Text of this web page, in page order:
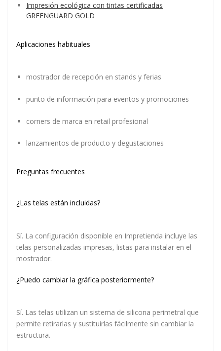
Impresión ecológica con tintas certificadas
GREENGUARD GOLD
Aplicaciones habituales
mostrador de recepción en stands y ferias
punto de información para eventos y promociones
corners de marca en retail profesional
lanzamientos de producto y degustaciones
Preguntas frecuentes
¿Las telas están incluidas?
Sí. La configuración disponible en Impretienda incluye las
telas personalizadas impresas, listas para instalar en el
mostrador.
¿Puedo cambiar la gráfica posteriormente?
Sí. Las telas utilizan un sistema de silicona perimetral que
permite retirarlas y sustituirlas fácilmente sin cambiar la
estructura.